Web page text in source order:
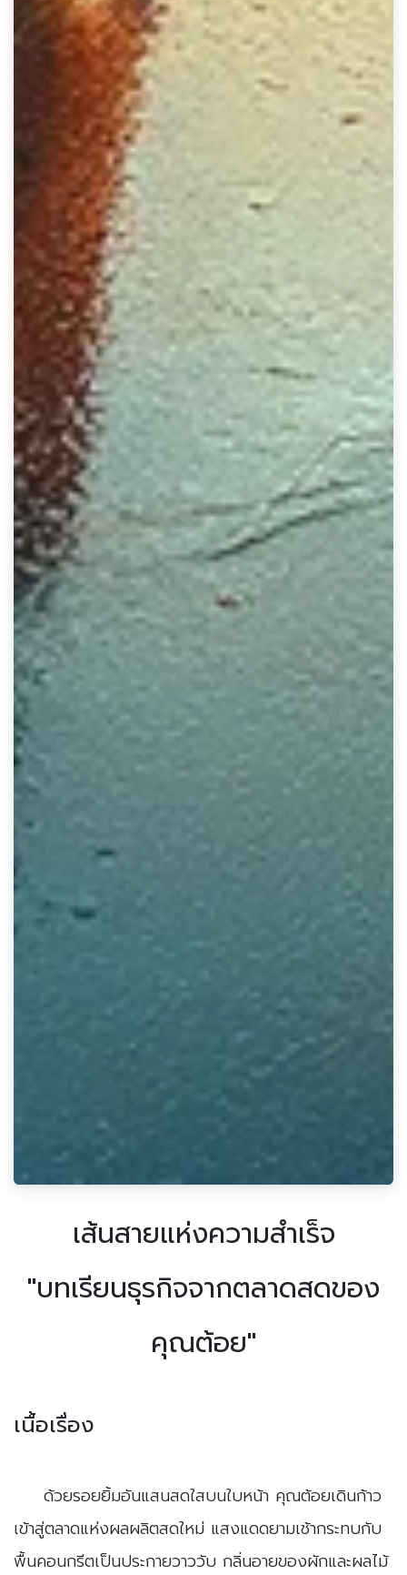
เส้นสายแห่งความสำเร็จ
"บทเรียนธุรกิจจากตลาดสดของ
คุณต้อย"
เนื้อเรื่อง
​ด้วยรอยยิ้มอันแสนสดใสบนใบหน้า คุณต้อยเดินก้าว
เข้าสู่ตลาดแห่งผลผลิตสดใหม่ แสงแดดยามเช้ากระทบกับ
พื้นคอนกรีตเป็นประกายวาววับ กลิ่นอายของผักและผลไม้